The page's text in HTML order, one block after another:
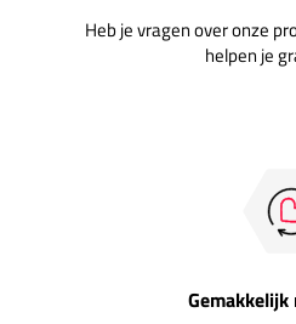
Heb je vragen over onze
helpen je